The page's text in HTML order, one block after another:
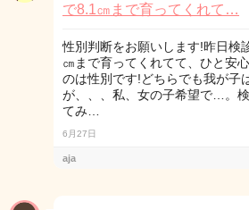
で8.1㎝まで育ってくれて…
性別判断をお願いします!昨日検
㎝まで育ってくれてて、ひと安
のは性別です!どちらでも我が子
が、、、私、女の子希望で…。
てみ…
6月27日
aja